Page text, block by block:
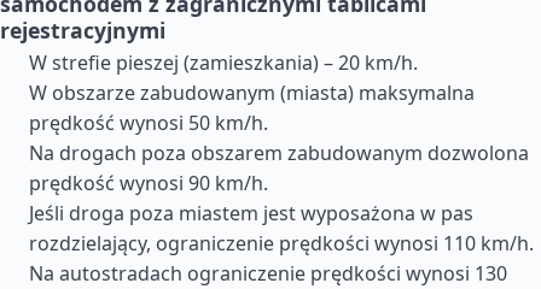
rejestracyjnymi
W strefie pieszej (zamieszkania) – 20 km/h.
W obszarze zabudowanym (miasta) maksymalna
prędkość wynosi 50 km/h.
Na drogach poza obszarem zabudowanym dozwolona
prędkość wynosi 90 km/h.
Jeśli droga poza miastem jest wyposażona w pas
rozdzielający, ograniczenie prędkości wynosi 110 km/h.
Na autostradach ograniczenie prędkości wynosi 130